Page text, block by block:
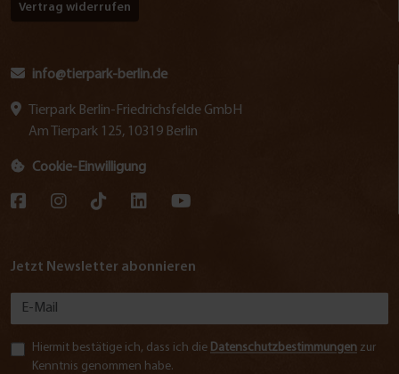
Vertrag widerrufen
info@tierpark-berlin.de
Tierpark Berlin-Friedrichsfelde GmbH
Am Tierpark 125, 10319 Berlin
Cookie-Einwilligung
Jetzt Newsletter abonnieren
Hiermit bestätige ich, dass ich die Datenschutzbestimmungen zur
Kenntnis genommen habe.